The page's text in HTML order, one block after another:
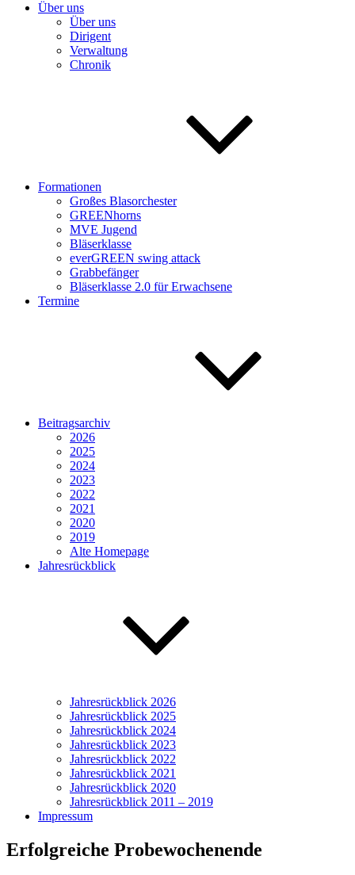
Über uns
Über uns
Dirigent
Verwaltung
Chronik
Formationen
Großes Blasorchester
GREENhorns
MVE Jugend
Bläserklasse
everGREEN swing attack
Grabbefänger
Bläserklasse 2.0 für Erwachsene
Termine
Beitragsarchiv
2026
2025
2024
2023
2022
2021
2020
2019
Alte Homepage
Jahresrückblick
Jahresrückblick 2026
Jahresrückblick 2025
Jahresrückblick 2024
Jahresrückblick 2023
Jahresrückblick 2022
Jahresrückblick 2021
Jahresrückblick 2020
Jahresrückblick 2011 – 2019
Impressum
Erfolgreiche Probewochenende